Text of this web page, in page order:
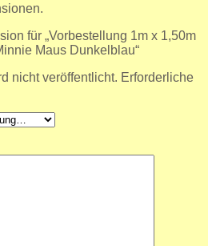
für „Vorbestellung 1m x 1,50m
Maus Dunkelblau“
nicht veröffentlicht. Erforderliche